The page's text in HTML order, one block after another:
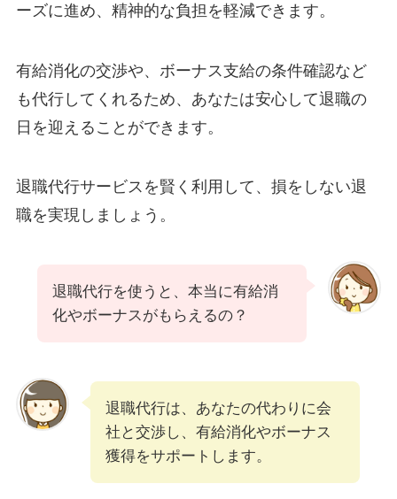
ーズに進め、精神的な負担を軽減できます。
有給消化の交渉や、ボーナス支給の条件確認など
も代行してくれるため、あなたは安心して退職の
日を迎えることができます。
退職代行サービスを賢く利用して、損をしない退
職を実現しましょう。
退職代行を使うと、本当に有給消
化やボーナスがもらえるの？
退職代行は、あなたの代わりに会
社と交渉し、有給消化やボーナス
獲得をサポートします。